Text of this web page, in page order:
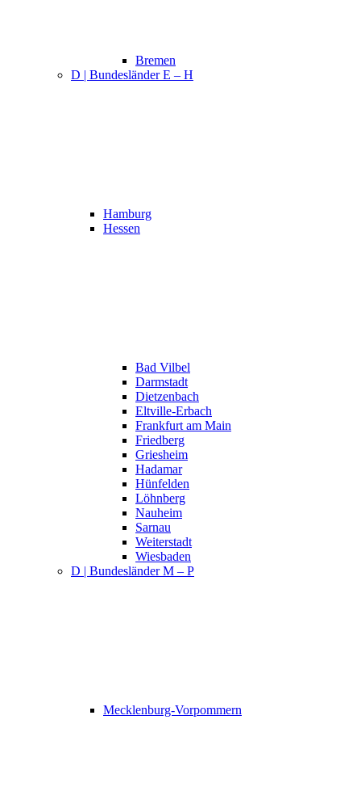
Bremen
D | Bundesländer E – H
Hamburg
Hessen
Bad Vilbel
Darmstadt
Dietzenbach
Eltville-Erbach
Frankfurt am Main
Friedberg
Griesheim
Hadamar
Hünfelden
Löhnberg
Nauheim
Sarnau
Weiterstadt
Wiesbaden
D | Bundesländer M – P
Mecklenburg-Vorpommern